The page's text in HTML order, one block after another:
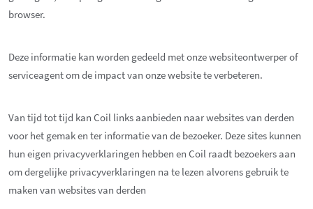
browser.
Deze informatie kan worden gedeeld met onze websiteontwerper of
serviceagent om de impact van onze website te verbeteren.
Van tijd tot tijd kan Coil links aanbieden naar websites van derden
voor het gemak en ter informatie van de bezoeker. Deze sites kunnen
hun eigen privacyverklaringen hebben en Coil raadt bezoekers aan
om dergelijke privacyverklaringen na te lezen alvorens gebruik te
maken van websites van derden